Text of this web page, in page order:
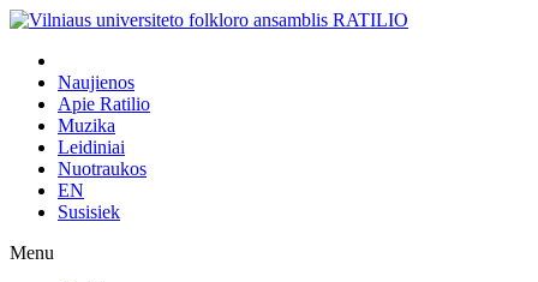
Naujienos
Apie Ratilio
Muzika
Leidiniai
Nuotraukos
EN
Susisiek
Menu